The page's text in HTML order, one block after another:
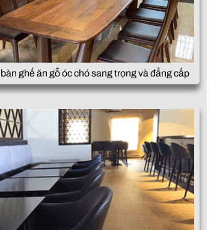
ghế ăn gỗ óc chó sang trọng và đẳng cấp